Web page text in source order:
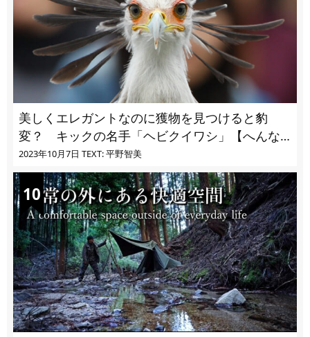
美しくエレガントなのに獲物を見つけると豹
変？ キックの名手「ヘビクイワシ」【へんな
いきもの・鳥編 vol.03】
2023年10月7日 TEXT: 平野智美